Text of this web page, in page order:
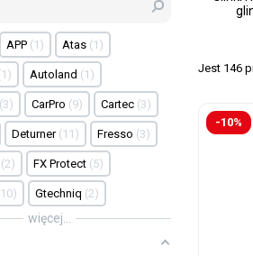
APP 1 Atas 1
1 Autoland 1
3 CarPro 9 Cartec 3
Deturner 11 Fresso 3
2 FX Protect 5
10 Gtechniq 2
więcej...
W
Jeżeli
preparat
Jest 146
-10%